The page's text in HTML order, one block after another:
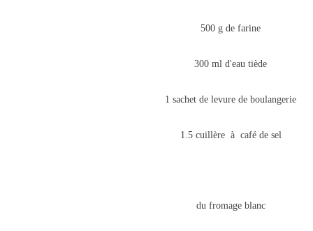
500 g de farine
300 ml d'eau tiède
1 sachet de levure de boulangerie
1.5 cuillère à café de sel
du fromage blanc